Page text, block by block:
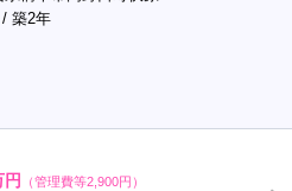
築2年
円 （管理費等2,900円）